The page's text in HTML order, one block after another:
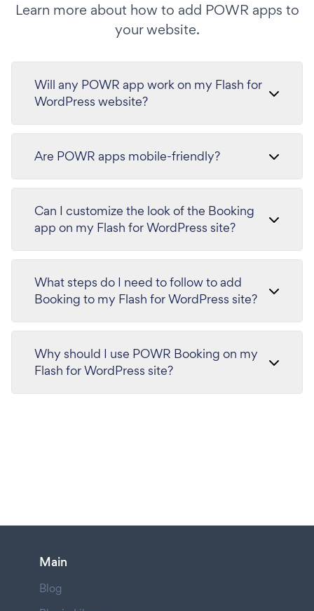
Learn more about how to add POWR apps to
your website.
Will any POWR app work on my Flash for
WordPress website?
Are POWR apps mobile-friendly?
Can I customize the look of the Booking
app on my Flash for WordPress site?
What steps do I need to follow to add
Booking to my Flash for WordPress site?
Why should I use POWR Booking on my
Flash for WordPress site?
Main
Blog